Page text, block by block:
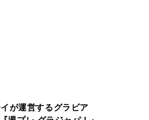
が運営するグラビア